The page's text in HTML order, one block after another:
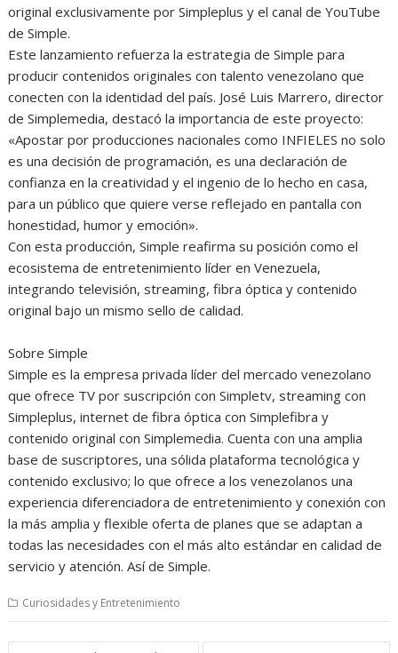
original exclusivamente por Simpleplus y el canal de YouTube
de Simple.
Este lanzamiento refuerza la estrategia de Simple para
producir contenidos originales con talento venezolano que
conecten con la identidad del país. José Luis Marrero, director
de Simplemedia, destacó la importancia de este proyecto:
«Apostar por producciones nacionales como INFIELES no solo
es una decisión de programación, es una declaración de
confianza en la creatividad y el ingenio de lo hecho en casa,
para un público que quiere verse reflejado en pantalla con
honestidad, humor y emoción».
Con esta producción, Simple reafirma su posición como el
ecosistema de entretenimiento líder en Venezuela,
integrando televisión, streaming, fibra óptica y contenido
original bajo un mismo sello de calidad.
Sobre Simple
Simple es la empresa privada líder del mercado venezolano
que ofrece TV por suscripción con Simpletv, streaming con
Simpleplus, internet de fibra óptica con Simplefibra y
contenido original con Simplemedia. Cuenta con una amplia
base de suscriptores, una sólida plataforma tecnológica y
contenido exclusivo; lo que ofrece a los venezolanos una
experiencia diferenciadora de entretenimiento y conexión con
la más amplia y flexible oferta de planes que se adaptan a
todas las necesidades con el más alto estándar en calidad de
servicio y atención. Así de Simple.
Curiosidades y Entretenimiento